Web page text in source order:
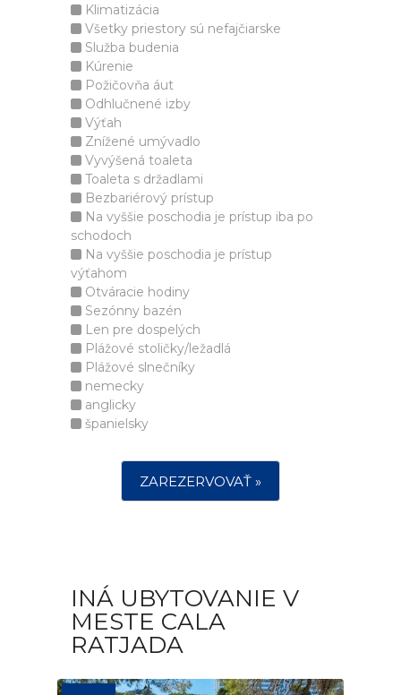
Klimatizácia
Všetky priestory sú nefajčiarske
Služba budenia
Kúrenie
Požičovňa áut
Odhlučnené izby
Výťah
Znížené umývadlo
Vyvýšená toaleta
Toaleta s držadlami
Bezbariérový prístup
Na vyššie poschodia je prístup iba po
schodoch
Na vyššie poschodia je prístup
výťahom
Otváracie hodiny
Sezónny bazén
Len pre dospelých
Plážové stoličky/ležadlá
Plážové slnečníky
nemecky
anglicky
španielsky
ZAREZERVOVAŤ »
INÁ UBYTOVANIE V
MESTE CALA
RATJADA